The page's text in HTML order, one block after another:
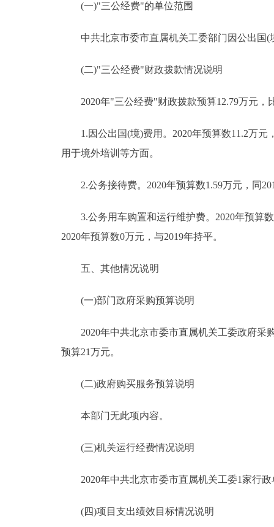
(一)"三公经费"的单位范围
中共北京市委市直属机关工委部门因公出国(
(二)"三公经费"财政拨款情况说明
2020年"三公经费"财政拨款预算12.79万元，
1.因公出国(境)费用。2020年预算数11.2万元
用于境外培训等方面。
2.公务接待费。2020年预算数1.59万元，同
3.公务用车购置和运行维护费。2020年预算数
2020年预算数0万元，与2019年持平。
五、其他情况说明
(一)部门政府采购预算说明
2020年中共北京市委市直属机关工委政府采
预算21万元。
(二)政府购买服务预算说明
本部门无此项内容。
(三)机关运行经费情况说明
2020年中共北京市委市直属机关工委1家行政
(四)项目支出绩效目标情况说明